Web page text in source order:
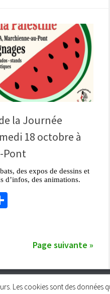
la Journée
18 octobre à
Pont
des expos de dessins et
d’infos, des animations.
Page suivante »
Les cookies sont des données